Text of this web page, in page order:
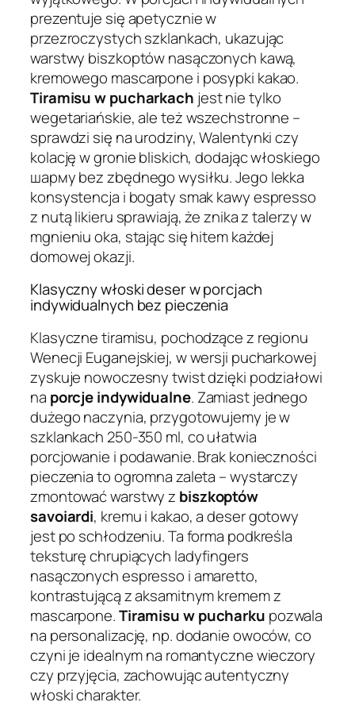
prezentuje się apetycznie w
przezroczystych szklankach, ukazując
warstwy biszkoptów nasączonych kawą,
kremowego mascarpone i posypki kakao.
Tiramisu w pucharkach jest nie tylko
wegetariańskie, ale też wszechstronne –
sprawdzi się na urodziny, Walentynki czy
kolację w gronie bliskich, dodając włoskiego
шарму bez zbędnego wysiłku. Jego lekka
konsystencja i bogaty smak kawy espresso
z nutą likieru sprawiają, że znika z talerzy w
mgnieniu oka, stając się hitem każdej
domowej okazji.
Klasyczny włoski deser w porcjach
indywidualnych bez pieczenia
Klasyczne tiramisu, pochodzące z regionu
Wenecji Euganejskiej, w wersji pucharkowej
zyskuje nowoczesny twist dzięki podziałowi
na porcje indywidualne. Zamiast jednego
dużego naczynia, przygotowujemy je w
szklankach 250-350 ml, co ułatwia
porcjowanie i podawanie. Brak konieczności
pieczenia to ogromna zaleta – wystarczy
zmontować warstwy z biszkoptów
savoiardi, kremu i kakao, a deser gotowy
jest po schłodzeniu. Ta forma podkreśla
teksturę chrupiących ladyfingers
nasączonych espresso i amaretto,
kontrastującą z aksamitnym kremem z
mascarpone.Tiramisu w pucharku pozwala
na personalizację, np. dodanie owoców, co
czyni je idealnym na romantyczne wieczory
czy przyjęcia, zachowując autentyczny
włoski charakter.